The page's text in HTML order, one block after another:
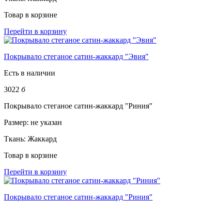
Товар в корзине
Перейти в корзину
Покрывало стеганое сатин-жаккард "Эвия"
Есть в наличии
3022 б
Покрывало стеганое сатин-жаккард "Риния"
Размер: не указан
Ткань: Жаккард
Товар в корзине
Перейти в корзину
Покрывало стеганое сатин-жаккард "Риния"